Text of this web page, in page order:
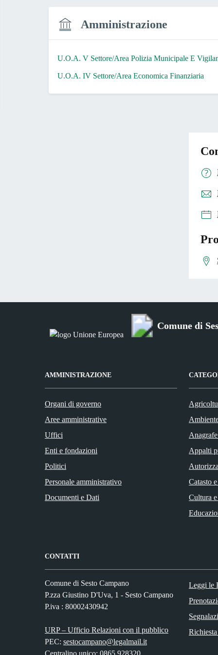
Amministrazione
U.O.A. V Settore/Area Polizia Municipale E
U.O.A. IV Settore/Area Economica Finanziaria
Comune di
AMMINISTRAZIONE
Organi di governo
Aree amministrative
Uffici
Enti e fondazioni
Politici
Personale amministrativo
Documenti e Dati
Appalti
Catasto
Cultura
CONTATTI
Comune di Sesto Campano
P.zza Giustino D'Uva, 1 - Sesto Campano
P.iva : 80002430942
URP – Ufficio Relazioni con il pubblico
PEC: sestocampano@legalmail.it
Leggi le
Richiesta